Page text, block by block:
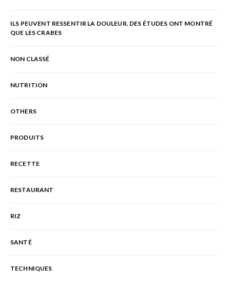
ILS PEUVENT RESSENTIR LA DOULEUR. DES ÉTUDES ONT MONTRÉ
QUE LES CRABES
NON CLASSÉ
NUTRITION
OTHERS
PRODUITS
RECETTE
RESTAURANT
RIZ
SANTÉ
TECHNIQUES